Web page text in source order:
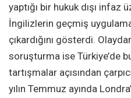
yaptığı bir hukuk dışı infaz
İngilizlerin geçmiş
çıkardığını gösterdi.
soruşturma ise Türkiye’de
tartışmalar açısından
yılın Temmuz ayında